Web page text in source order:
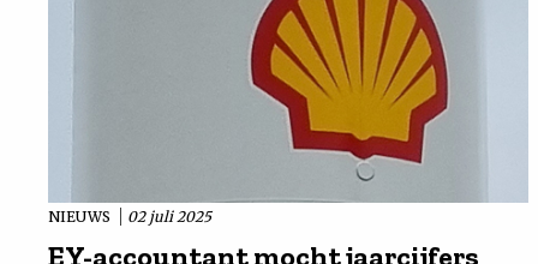
NIEUWS 02 juli 2025
EY-accountant mocht jaarcijfers